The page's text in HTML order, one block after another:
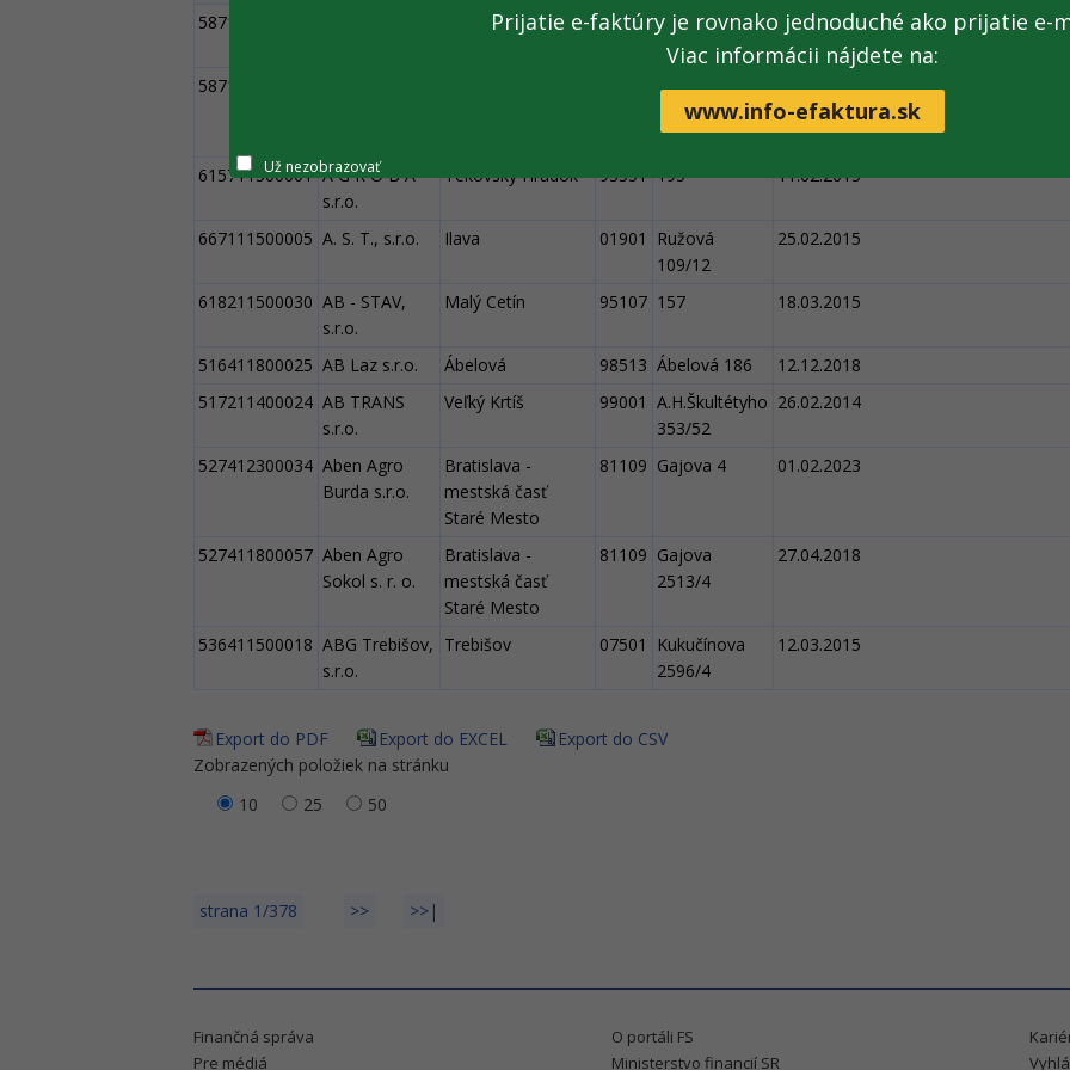
587112100003
Veľké Úľany 92522 Priemyselná 2 25.05.2021
587112100001 Priemyselná 2 26.01.2021
615711500001 A G R O B A
s.r.o.
Tekovský Hrádok 93551 195 11.02.2015
667111500005 A. S. T., s.r.o. Ilava 01901
Ružová
109/12
25.02.2015
618211500030 AB - STAV,
s.r.o.
Malý Cetín 95107 157 18.03.2015
516411800025 AB Laz s.r.o. Ábelová 98513 Ábelová 186
12.12.2018
517211400024 AB TRANS
s.r.o.
Veľký Krtíš 99001 A.H.Škultétyho
353/52
26.02.2014
527412300034 Aben Agro
Burda s.r.o.
Bratislava -
mestská časť
Staré Mesto
81109 Gajova 4 01.02.2023
527411800057 Aben Agro
Sokol s. r. o.
Bratislava -
mestská časť
Staré Mesto
81109 Gajova
2513/4
27.04.2018
536411500018 ABG Trebišov,
s.r.o.
Trebišov 07501
Kukučínova
2596/4
12.03.2015
Export do PDF Export do EXCEL
Export do CSV
Zobrazených položiek na stránku
10
25 50
Finančná správa
Pre médiá
O portáli FS
Ministerstvo financií SR
Prijatie e-faktúry je rovnako jednoduché ako prijatie e-
Viac informácii nájdete na:
www.info-efaktura.sk
Už nezobrazovať